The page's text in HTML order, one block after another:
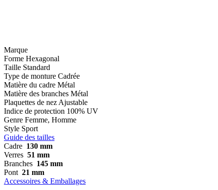
Marque
Forme Hexagonal
Taille Standard
Type de monture Cadrée
Matière du cadre Métal
Matière des branches Métal
Plaquettes de nez Ajustable
Indice de protection 100% UV
Genre Femme, Homme
Style Sport
Guide des tailles
Cadre 130 mm
Verres 51 mm
Branches 145 mm
Pont 21 mm
Accessoires & Emballages